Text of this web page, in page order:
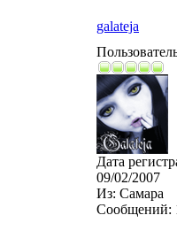
galateja
Дата
09/02/2007
Из: Самара
Сообщений: